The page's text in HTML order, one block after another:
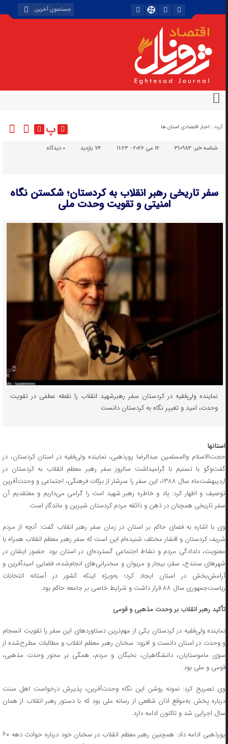
گروه : اخبار اقتصادی استان ها پ
شناسه خبر:310983 12 می 2026 - 11:24 74 بازدید دیدگاه
سفر تاریخی رهبر انقلاب به کردستان؛ شکستن نگاه
امنیتی و تقویت وحدت ملی
نماینده ولی‌فقیه در کردستان سفر رهبرشهید انقلاب را نقطه عطفی در تقویت
وحدت، امید و تغییر نگاه به کردستان دانست
استانها
حجت‌الاسلام والمسلمین عبدالرضا پورذهبی، نماینده ولی‌فقیه در استان کردستان، در
گفت‌وگو با تسنیم با گرامیداشت سالروز سفر رهبر معظم انقلاب به کردستان در
اردیبهشت‌ماه سال ۱۳۸۸، این سفر را سرشار از برکات فرهنگی، اجتماعی و وحدت‌آفرین
توصیف و اظهار کرد: یاد و خاطره رهبر شهید امت را گرامی می‌داریم و معتقدیم آن
سفر تاریخی همچنان در ذهن و ذائقه مردم کردستان شیرین و ماندگار است.
وی با اشاره به فضای حاکم بر استان در زمان سفر رهبر انقلاب گفت: آنچه از مردم
شریف کردستان و اقشار مختلف شنیده‌ام این است که سفر رهبر معظم انقلاب همراه با
معنویت، دلدادگی مردم و نشاط اجتماعی گسترده‌ای در استان بود. حضور ایشان در
شهرهای سنندج، سقز، بیجار و مریوان و سخنرانی‌های انجام‌شده، فضایی امیدآفرین و
آرامش‌بخش در استان ایجاد کرد؛ به‌ویژه اینکه کشور در آستانه انتخابات
ریاست‌جمهوری سال ۸۸ قرار داشت و شرایط خاصی بر جامعه حاکم بود.
تأکید رهبر انقلاب بر وحدت مذهبی و قومی
نماینده ولی‌فقیه در کردستان یکی از مهم‌ترین دستاوردهای این سفر را تقویت انسجام
و وحدت در استان دانست و افزود: سخنان رهبر معظم انقلاب و مطالبات مطرح‌شده از
سوی ماموستایان، دانشگاهیان، نخبگان و مردم، همگی بر محور وحدت مذهبی،
قومی و ملی بود.
وی تصریح کرد: نمونه روشن این نگاه وحدت‌آفرین، پذیرش درخواست اهل سنت
درباره پخش به‌موقع اذان شافعی از رسانه ملی بود که با دستور رهبر انقلاب از همان
سال اجرایی شد و تاکنون ادامه دارد.
پورذهبی ادامه داد: همچنین رهبر معظم انقلاب در سخنان خود درباره حوادث دهه ۶۰